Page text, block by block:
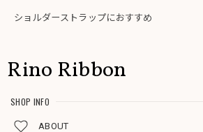
ショルダーストラップにおすすめ
Rino Ribbon
SHOP INFO
ABOUT